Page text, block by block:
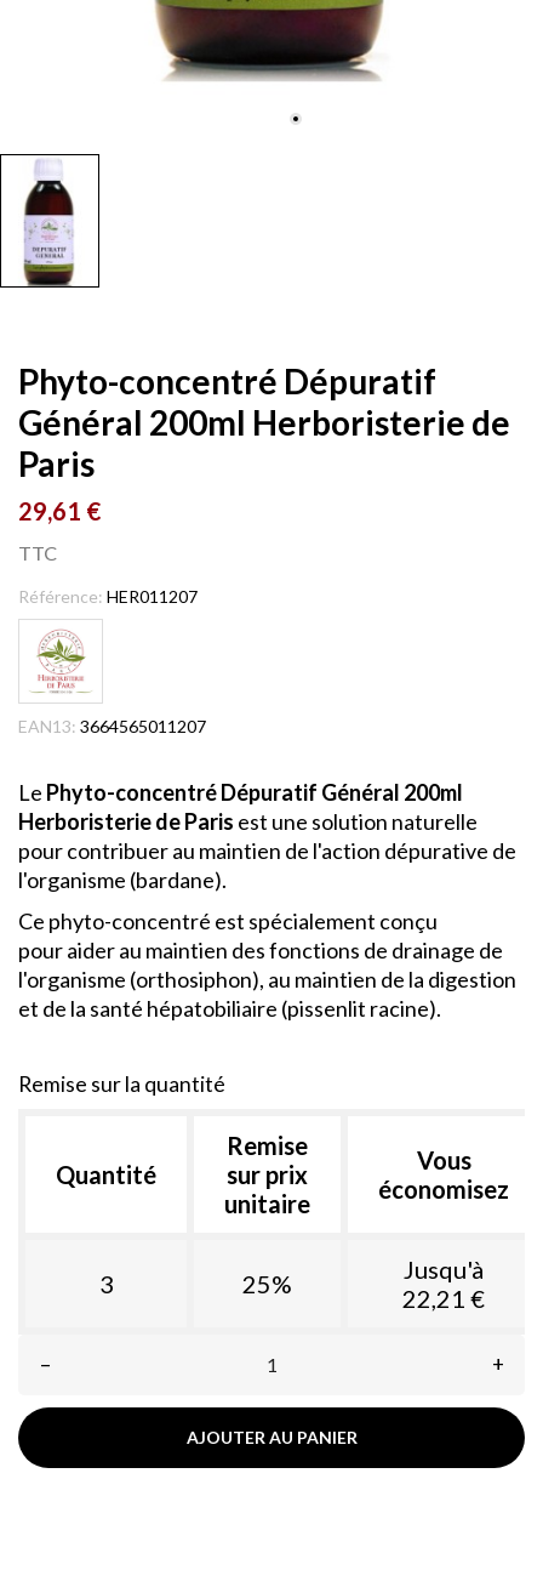
Phyto-concentré Dépuratif
Général 200ml Herboristerie de
Paris
29,61 €
TTC
Référence: HER011207
EAN13: 3664565011207
Le Phyto-concentré Dépuratif Général 200ml
Herboristerie de Paris est une solution naturelle
pour contribuer au maintien de l'action dépurative de
l'organisme (bardane).
Ce phyto-concentré est spécialement conçu
pour aider au maintien des fonctions de drainage de
l'organisme (orthosiphon), au maintien de la digestion
et de la santé hépatobiliaire (pissenlit racine).
Remise sur la quantité
Quantité
Remise
sur prix
unitaire
Vous
économisez
3 25%
Jusqu'à
22,21 €
– +
AJOUTER AU PANIER